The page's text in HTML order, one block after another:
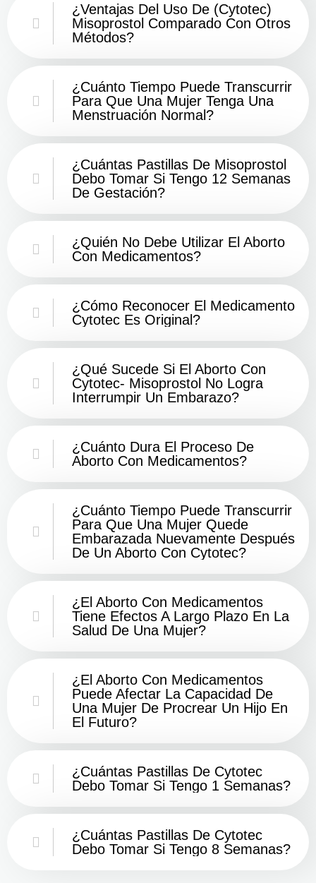
¿Ventajas Del Uso De (Cytotec)
Misoprostol Comparado Con Otros
Métodos?
¿Cuánto Tiempo Puede Transcurrir
Para Que Una Mujer Tenga Una
Menstruación Normal?
¿Cuántas Pastillas De Misoprostol
Debo Tomar Si Tengo 12 Semanas
De Gestación?
¿Quién No Debe Utilizar El Aborto
Con Medicamentos?
¿Cómo Reconocer El Medicamento
Cytotec Es Original?
¿Qué Sucede Si El Aborto Con
Cytotec- Misoprostol No Logra
Interrumpir Un Embarazo?
¿Cuánto Dura El Proceso De
Aborto Con Medicamentos?
¿Cuánto Tiempo Puede Transcurrir
Para Que Una Mujer Quede
Embarazada Nuevamente Después
De Un Aborto Con Cytotec?
¿El Aborto Con Medicamentos
Tiene Efectos A Largo Plazo En La
Salud De Una Mujer?
¿El Aborto Con Medicamentos
Puede Afectar La Capacidad De
Una Mujer De Procrear Un Hijo En
El Futuro?
¿Cuántas Pastillas De Cytotec
Debo Tomar Si Tengo 1 Semanas?
¿Cuántas Pastillas De Cytotec
Debo Tomar Si Tengo 8 Semanas?